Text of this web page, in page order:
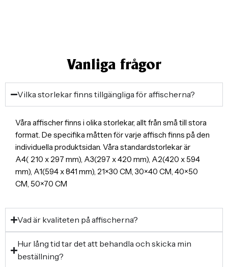
Vanliga frågor
Vilka storlekar finns tillgängliga för affischerna?
Våra affischer finns i olika storlekar, allt från små till stora
format. De specifika måtten för varje affisch finns på den
individuella produktsidan. Våra standardstorlekar är
A4( 210 x 297 mm), A3(297 x 420 mm), A2(420 x 594
mm), A1(594 x 841 mm), 21×30 CM, 30×40 CM, 40×50
CM, 50×70 CM
Vad är kvaliteten på affischerna?
Hur lång tid tar det att behandla och skicka min
beställning?